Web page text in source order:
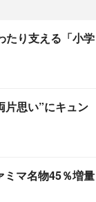
たり支える「小学
片思い”にキュン
ミマ名物45％増量